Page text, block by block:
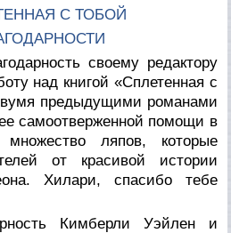
С ТОБОЙ
своему редактору
над книгой «Сплетенная с
предыдущими романами
самоотверженной помощи в
ляпов, которые
от красивой истории
Хилари, спасибо тебе
Кимберли Уэйлен и